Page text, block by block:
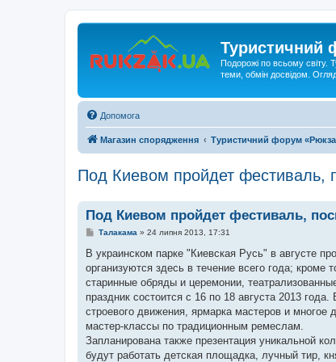
Туристичний
Подорожі по всьому світу.
теми, обмін досвідом.
Допомога
Магазин спорядження Туристичний форум
Под Киевом пройдет
Под Киевом пройдет фестиваль,
П
в
і
д
о
л
е
н
н
я
Талакама » 24 липня 2013, 17:31
В украинском парке "Киевская Русь" в августе
организуются здесь в течение всего года; кроме
старинные обряды и церемонии,
праздник состоится с 16 по 18 августа 2013
строевого движения, ярмарка мастеров и многое
мастер-классы по традиционным ремеслам.
Запланирована также презентация уникальной
будут работать детская площадка, лучный тир,